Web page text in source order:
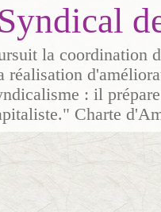
la coordination
réalisation
: il
Charte